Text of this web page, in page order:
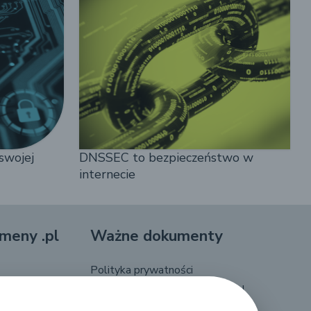
DNSSEC to bezpieczeństwo w
internecie
.pl
Ważne dokumenty
Polityka prywatności
Regulamin nazw domeny .gov.pl